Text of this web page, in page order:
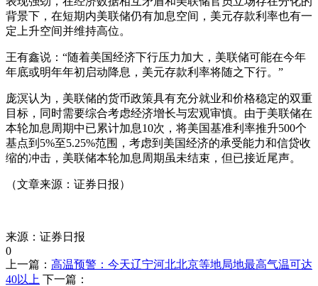
背景下，在短期内美联储仍有加息空间，美元存款利率也有一
定上升空间并维持高位。
王有鑫说：“随着美国经济下行压力加大，美联储可能在今年
年底或明年年初启动降息，美元存款利率将随之下行。”
庞溟认为，美联储的货币政策具有充分就业和价格稳定的双重
目标，同时需要综合考虑经济增长与宏观审慎。由于美联储在
本轮加息周期中已累计加息10次，将美国基准利率推升500个
基点到5%至5.25%范围，考虑到美国经济的承受能力和信贷收
缩的冲击，美联储本轮加息周期虽未结束，但已接近尾声。
（文章来源：证券日报）
来源：证券日报
0
上一篇： 高温预警：今天辽宁河北北京等地局地最高气温可达
40以上 下一篇：